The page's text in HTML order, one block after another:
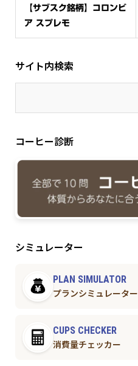
【サブスク銘柄】コロンビ
ア スプレモ
サイト内検索
コーヒー診断
シミュレーター
PLAN SIMULATOR
プランシミュレーター
CUPS CHECKER
消費量チェッカー